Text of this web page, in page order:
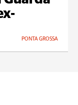
PONTA GROSSA